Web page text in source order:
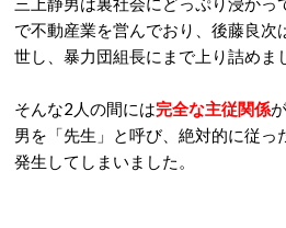
で不動産業を営んでおり、後藤良次
世し、暴力団組長にまで上り詰めま
そんな2人の間には完全な主従関係
男を「先生」と呼び、絶対的に従っ
発生してしまいました。